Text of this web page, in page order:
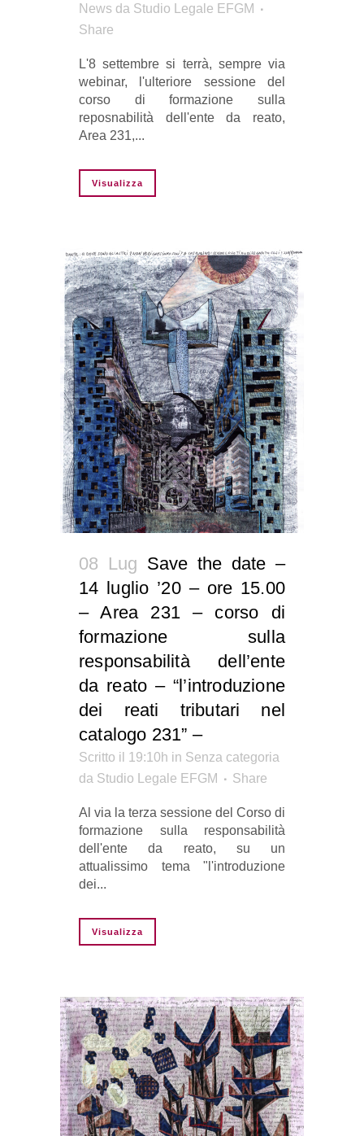
News da Studio Legale EFGM
Share
L'8 settembre si terrà, sempre via
webinar, l'ulteriore sessione del
corso di formazione sulla
reposnabilità dell'ente da reato,
Area 231,...
Visualizza
08 Lug Save the date –
14 luglio ’20 – ore 15.00
– Area 231 – corso di
formazione sulla
responsabilità dell’ente
da reato – “l’introduzione
dei reati tributari nel
catalogo 231” –
Scritto il 19:10h in Senza categoria
da Studio Legale EFGM Share
Al via la terza sessione del Corso di
formazione sulla responsabilità
dell'ente da reato, su un
attualissimo tema "l'introduzione
dei...
Visualizza